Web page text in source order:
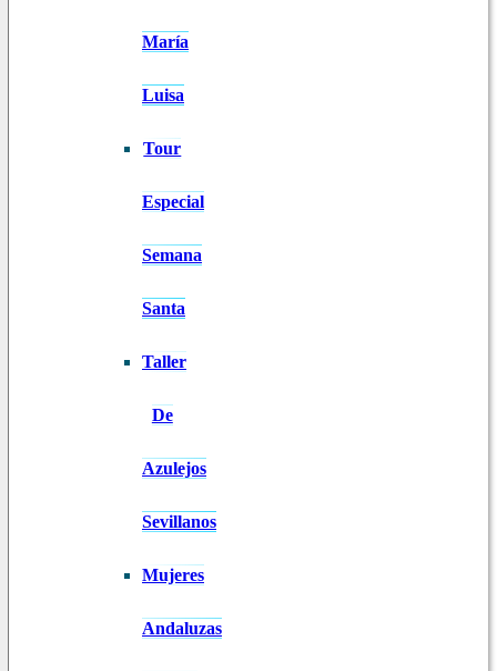
María
Luisa
Tour
Especial
Semana
Santa
Taller
De
Azulejos
Sevillanos
Mujeres
Andaluzas